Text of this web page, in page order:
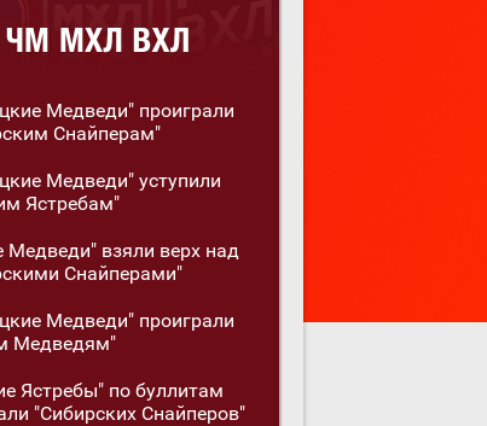
Медведи" проиграли
Снайперам"
Медведи" уступили
Ястребам"
Медведи" взяли верх над
Снайперами"
Медведи" проиграли
Медведям"
Ястребы" по буллитам
"Сибирских Снайперов"